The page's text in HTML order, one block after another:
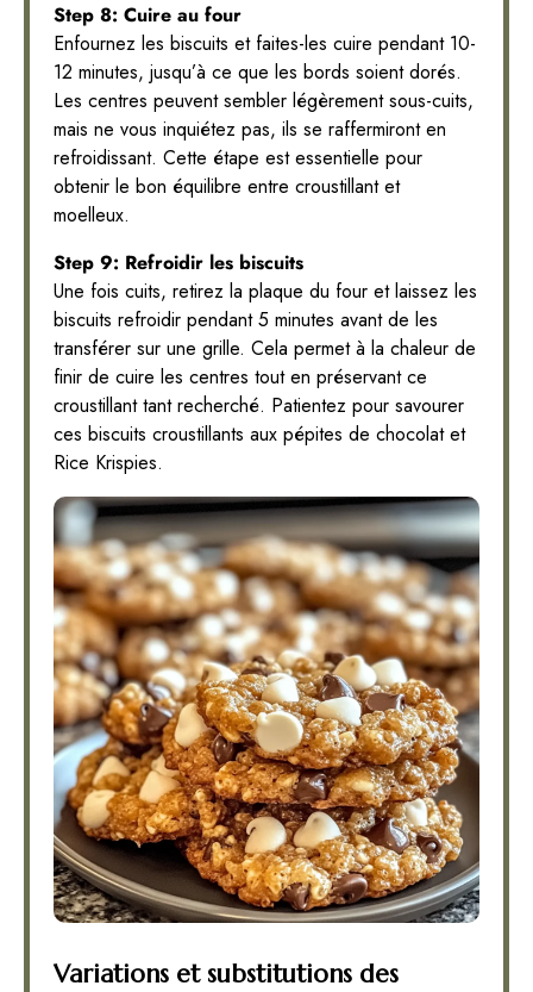
Step 8: Cuire au four
Enfournez les biscuits et faites-les cuire pendant 10-
12 minutes, jusqu’à ce que les bords soient dorés.
Les centres peuvent sembler légèrement sous-cuits,
mais ne vous inquiétez pas, ils se raffermiront en
refroidissant. Cette étape est essentielle pour
obtenir le bon équilibre entre croustillant et
moelleux.
Step 9: Refroidir les biscuits
Une fois cuits, retirez la plaque du four et laissez les
biscuits refroidir pendant 5 minutes avant de les
transférer sur une grille. Cela permet à la chaleur de
finir de cuire les centres tout en préservant ce
croustillant tant recherché. Patientez pour savourer
ces biscuits croustillants aux pépites de chocolat et
Rice Krispies.
Variations et substitutions des